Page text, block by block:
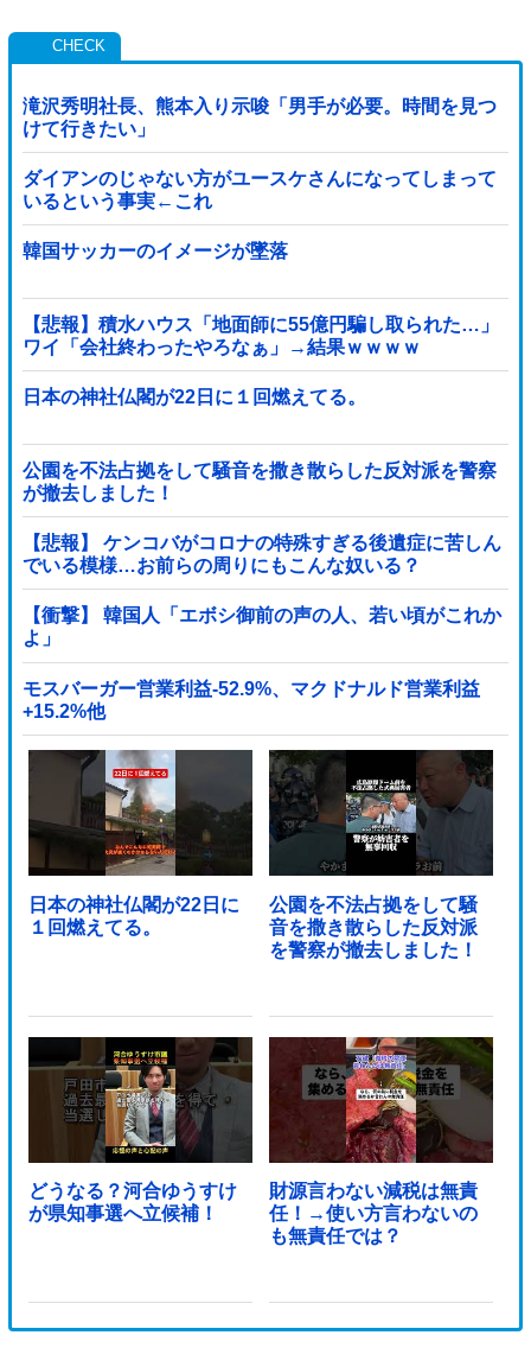
滝沢秀明社長、熊本入り示唆「男手が必要。時間を見つ
けて行きたい」
ダイアンのじゃない方がユースケさんになってしまって
いるという事実←これ
韓国サッカーのイメージが墜落
【悲報】積水ハウス「地面師に55億円騙し取られた…」
ワイ「会社終わったやろなぁ」→結果ｗｗｗｗ
日本の神社仏閣が22日に１回燃えてる。
公園を不法占拠をして騒音を撒き散らした反対派を警察
が撤去しました！
【悲報】 ケンコバがコロナの特殊すぎる後遺症に苦しん
でいる模様…お前らの周りにもこんな奴いる？
【衝撃】 韓国人「エボシ御前の声の人、若い頃がこれか
よ」
モスバーガー営業利益-52.9%、マクドナルド営業利益
+15.2%他
日本の神社仏閣が22日に
１回燃えてる。
公園を不法占拠をして騒
音を撒き散らした反対派
を警察が撤去しました！
どうなる？河合ゆうすけ
が県知事選へ立候補！
財源言わない減税は無責
任！→使い方言わないの
も無責任では？